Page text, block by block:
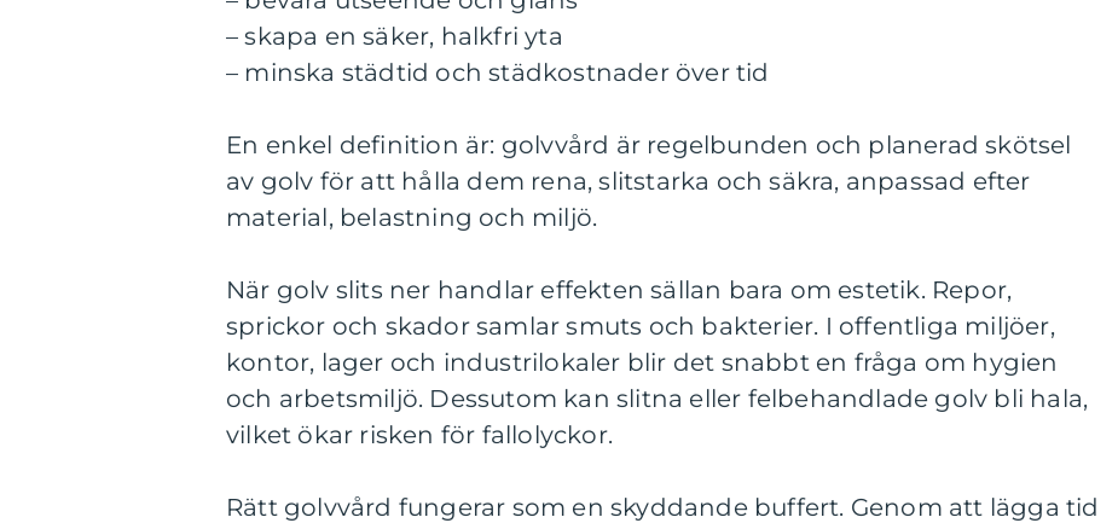
– skapa en säker, halkfri yta
– minska städtid och städkostnader över tid
En enkel definition är: golvvård är regelbunden och planerad skötsel
av golv för att hålla dem rena, slitstarka och säkra, anpassad efter
material, belastning och miljö.
När golv slits ner handlar effekten sällan bara om estetik. Repor,
sprickor och skador samlar smuts och bakterier. I offentliga miljöer,
kontor, lager och industrilokaler blir det snabbt en fråga om hygien
och arbetsmiljö. Dessutom kan slitna eller felbehandlade golv bli hala,
vilket ökar risken för fallolyckor.
Rätt golvvård fungerar som en skyddande buffert. Genom att lägga tid